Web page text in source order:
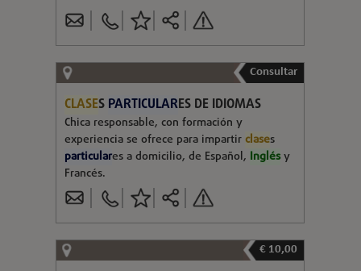
Consultar
CLASES PARTICULARES DE IDIOMAS
Chica responsable, con formación y
experiencia se ofrece para impartirclases
particulares a domicilio, de Español, Inglésy
Francés.
€ 10,00